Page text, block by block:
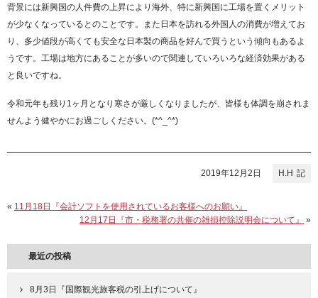
背景には新興国の人件費の上昇により海外、特に新興国に工場を置くメリット
が少なくなっているとのことです。また日本を訪れる外国人の消費が増えてお
り、多少値段が高くても安全な日本製の商品を好んで買うという傾向もあるよ
うです。工場は地方にあることが多いので関連していろいろな経済効果がある
と良いですね。
令和元年も残り1ヶ月となり寒さが厳しくなりましたが、皆様も体調を崩されま
せんよう健やかにお過ごしください。(*^_^*)
H.H
2019年12月2日
« 11月18日『会計ソフトを使用されているお客様へのお願い』
12月17日『市・税務署の共催の雑損控除説明会について』
»
最近の投稿
8月3日『国際観光旅客税の引上げについて』